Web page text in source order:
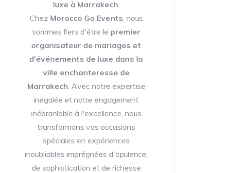
luxe à Marrakech
Chez Morocco Go Events , nous
sommes fiers d'être le premier
organisateur de mariages et
d'événements de luxe dans la
ville enchanteresse de
Marrakech . Avec notre expertise
inégalée et notre engagement
inébranlable à l'excellence, nous
transformons vos occasions
spéciales en expériences
inoubliables imprégnées d'opulence,
de sophistication et de richesse